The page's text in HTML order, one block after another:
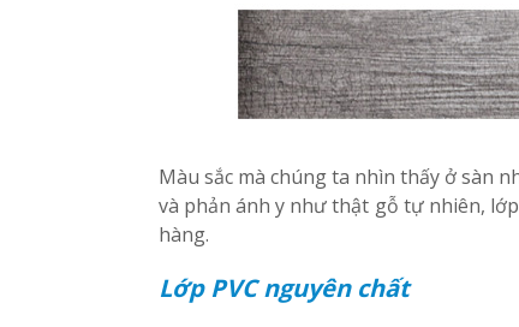
Màu sắc mà chúng ta nhìn thấy ở sàn
và phản ánh y như thật gỗ tự nhiên,
hàng.
Lớp PVC nguyên chất